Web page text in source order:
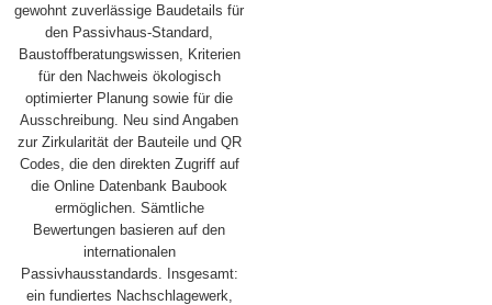
gewohnt zuverlässige Baudetails für
den Passivhaus-Standard,
Baustoffberatungswissen, Kriterien
für den Nachweis ökologisch
optimierter Planung sowie für die
Ausschreibung. Neu sind Angaben
zur Zirkularität der Bauteile und QR
Codes, die den direkten Zugriff auf
die Online Datenbank Baubook
ermöglichen. Sämtliche
Bewertungen basieren auf den
internationalen
Passivhausstandards. Insgesamt:
ein fundiertes Nachschlagewerk,